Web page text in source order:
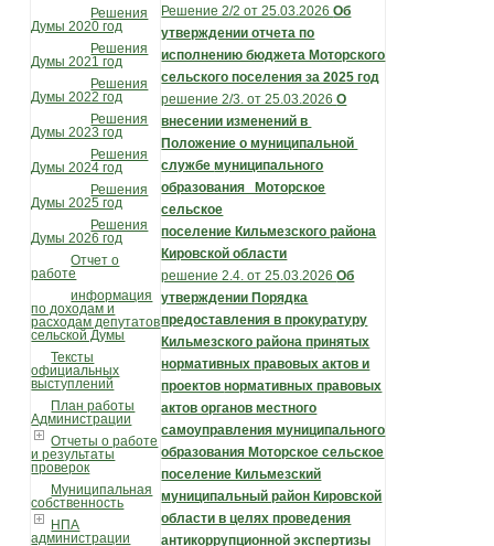
Решения
Думы 2020 год
Решения
Думы 2021 год
Решения
Думы 2022 год
Решения
Думы 2023 год
Решения
Думы 2024 год
Решения
Думы 2025 год
Решения
Думы 2026 год
Отчет о
работе
информация
по доходам и
расходам депутатов
сельской Думы
Тексты
официальных
выступлений
План работы
Администрации
Отчеты о работе
и результаты
проверок
Муниципальная
собственность
НПА
администрации
Решение 2/2 от 25.03.2026Об
утверждении отчета по
исполнению бюджета Моторского
сельского поселения за 2025 год
решение 2/3. от 25.03.2026О
внесении изменений в
Положение о муниципальной
службемуниципального
образования Моторское
сельское
поселение Кильмезского района
Кировской области
решение 2.4. от 25.03.2026Об
утверждении Порядка
предоставления в прокуратуру
Кильмезскогорайона принятых
нормативных правовых актов и
проектовнормативных правовых
актов органов местного
самоуправлениямуниципального
образования Моторское сельское
поселение Кильмезский
муниципальный район Кировской
области в целях проведения
антикоррупционной экспертизы